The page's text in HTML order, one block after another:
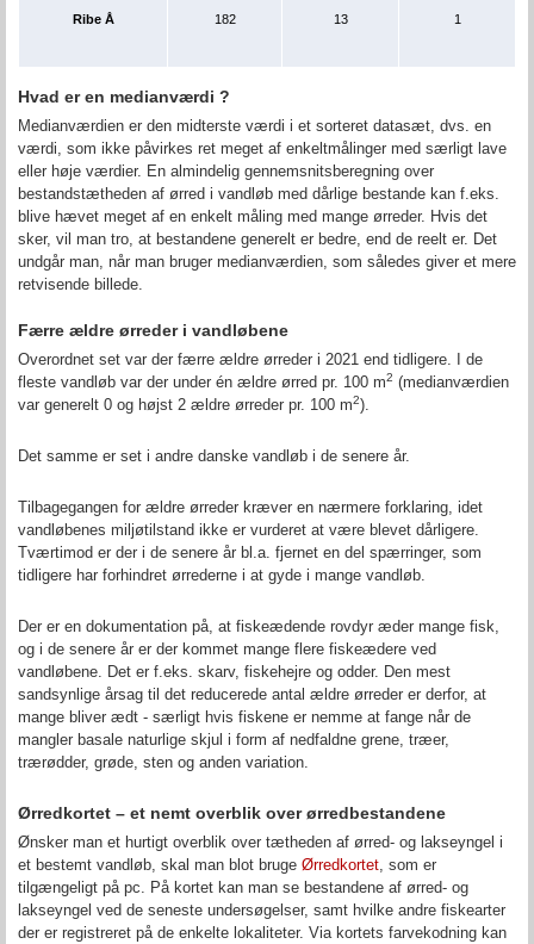
Ribe Å 182 13 1
Hvad er en medianværdi ?
Medianværdien er den midterste værdi i et sorteret datasæt, dvs. en
værdi, som ikke påvirkes ret meget af enkeltmålinger med særligt lave
eller høje værdier. En almindelig gennemsnitsberegning over
bestandstætheden af ørred i vandløb med dårlige bestande kan f.eks.
blive hævet meget af en enkelt måling med mange ørreder. Hvis det
sker, vil man tro, at bestandene generelt er bedre, end de reelt er. Det
undgår man, når man bruger medianværdien, som således giver et mere
retvisende billede.
Færre ældre ørreder i vandløbene
Overordnet set var der færre ældre ørreder i 2021 end tidligere. I de
fleste vandløb var der under én ældre ørred pr. 100 m2 (medianværdien
var generelt 0 og højst 2 ældre ørreder pr. 100 m2).
Det samme er set i andre danske vandløb i de senere år.
Tilbagegangen for ældre ørreder kræver en nærmere forklaring, idet
vandløbenes miljøtilstand ikke er vurderet at være blevet dårligere.
Tværtimod er der i de senere år bl.a. fjernet en del spærringer, som
tidligere har forhindret ørrederne i at gyde i mange vandløb.
Der er en dokumentation på, at fiskeædende rovdyr æder mange fisk,
og i de senere år er der kommet mange flere fiskeædere ved
vandløbene. Det er f.eks. skarv, fiskehejre og odder. Den mest
sandsynlige årsag til det reducerede antal ældre ørreder er derfor, at
mange bliver ædt - særligt hvis fiskene er nemme at fange når de
mangler basale naturlige skjul i form af nedfaldne grene, træer,
trærødder, grøde, sten og anden variation.
Ørredkortet – et nemt overblik over ørredbestandene
Ønsker man et hurtigt overblik over tætheden af ørred- og lakseyngel i
et bestemt vandløb, skal man blot bruge Ørredkortet som er
tilgængeligt på pc. På kortet kan man se bestandene af ørred- og
lakseyngel ved de seneste undersøgelser, samt hvilke andre fiskearter
der er registreret på de enkelte lokaliteter. Via kortets farvekodning kan